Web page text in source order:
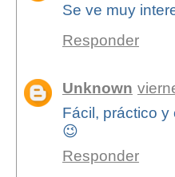
Se ve muy
Responder
Unknown
Fácil, práctico
😉
Responder